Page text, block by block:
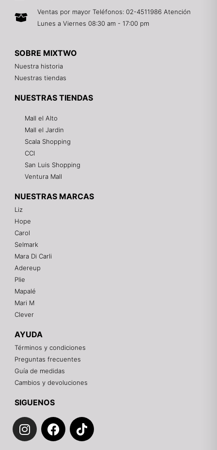
Ventas por mayor Teléfonos: 02-4511986 Atención
Lunes a Viernes 08:30 am - 17:00 pm
SOBRE MIXTWO
Nuestra historia
Nuestras tiendas
NUESTRAS TIENDAS
Mall el Alto
Mall el Jardin
Scala Shopping
CCI
San Luis Shopping
Ventura Mall
NUESTRAS MARCAS
Liz
Hope
Carol
Selmark
Mara Di Carli
Adereup
Plie
Mapalé
Mari M
Clever
AYUDA
Términos y condiciones
Preguntas frecuentes
Guía de medidas
Cambios y devoluciones
SIGUENOS
I
n
F
a
T
i
¡Hola! 👋
Gracias por visitarnos. Te asesoramos
personalmente con tu compra: tallas, envíos y
pagos.
Recuerda: 10% de descuento en tu primera compra
Contáctanos por el canal que prefieras 💕
WhatsApp
Instagram
Teléfono